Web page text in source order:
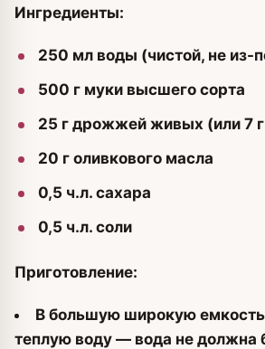
Ингредиенты:
250 мл воды (чистой, не из-
500 г муки высшего сорта
25 г дрожжей живых (или 7
20 г оливкового масла
0,5 ч.л. сахара
0,5 ч.л. соли
Приготовление:
В большую широкую емкость
теплую воду — вода не должна